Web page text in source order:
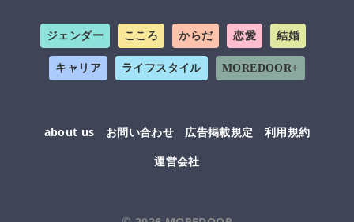
ジェンダー こころ からだ 恋愛 結婚
キャリア ライフスタイル MOREDOOR+
about us お問い合わせ 広告掲載規定
利用規約
運営会社